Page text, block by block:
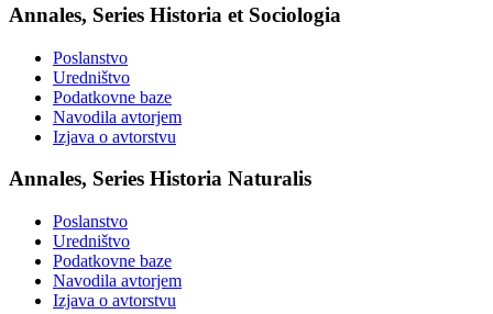
Annales, Series Historia et Sociologia
Poslanstvo
Uredništvo
Podatkovne baze
Navodila avtorjem
Izjava o avtorstvu
Annales, Series Historia Naturalis
Poslanstvo
Uredništvo
Podatkovne baze
Navodila avtorjem
Izjava o avtorstvu